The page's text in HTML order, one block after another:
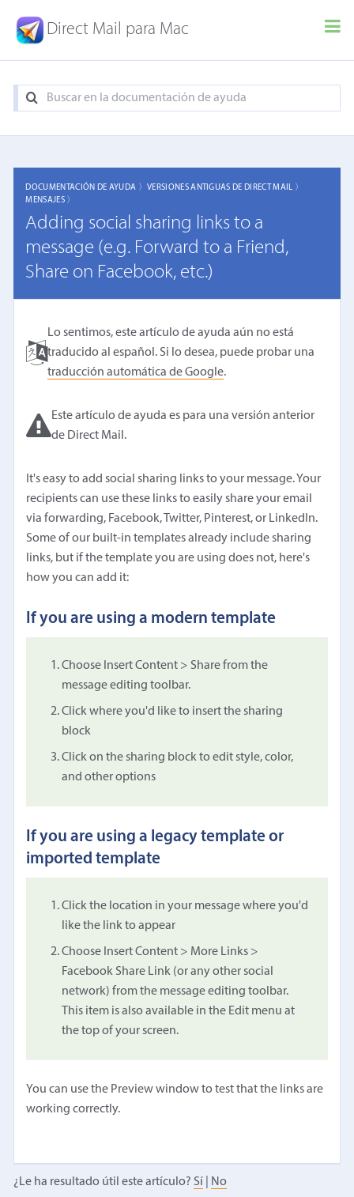
Direct Mail para Mac
DOCUMENTACIÓN DE AYUDA 〉VERSIONES ANTIGUAS DE DIRECT MAIL 〉
MENSAJES 〉
Adding social sharing links to a
message (e.g. Forward to a Friend,
Share on Facebook, etc.)
Lo sentimos, este artículo de ayuda aún no está
traducido al español. Si lo desea, puede probar una
traducción automática de Google.
Este artículo de ayuda es para una versión anterior
de Direct Mail.
It's easy to add social sharing links to your message. Your
recipients can use these links to easily share your email
via forwarding, Facebook, Twitter, Pinterest, or LinkedIn.
Some of our built-in templates already include sharing
links, but if the template you are using does not, here's
how you can add it:
If you are using a modern template
Choose Insert Content > Share from the
message editing toolbar.
Click where you'd like to insert the sharing
block
Click on the sharing block to edit style, color,
and other options
If you are using a legacy template or
imported template
Click the location in your message where you'd
like the link to appear
Choose Insert Content > More Links >
Facebook Share Link (or any other social
network) from the message editing toolbar.
This item is also available in the Edit menu at
the top of your screen.
You can use the Preview window to test that the links are
working correctly.
¿Le ha resultado útil este artículo? Sí No